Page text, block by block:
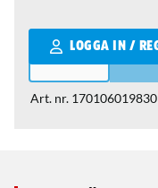
LOGGA IN /
Qantity
Art. nr.